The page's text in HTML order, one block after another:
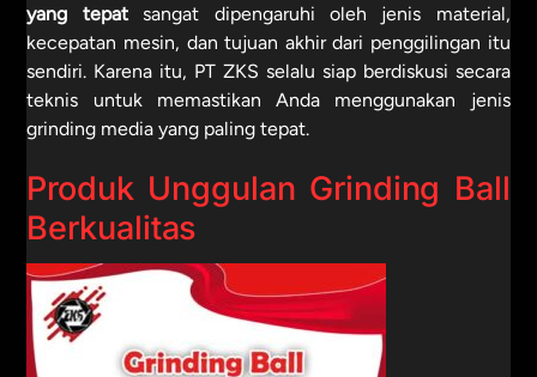
yang tepatsangat dipengaruhi oleh jenis material,
kecepatan mesin, dan tujuan akhir dari penggilingan itu
sendiri. Karena itu, PT ZKS selalu siap berdiskusi secara
teknis untuk memastikan Anda menggunakan jenis
grinding media yang paling tepat.
Produk Unggulan Grinding Ball
Berkualitas